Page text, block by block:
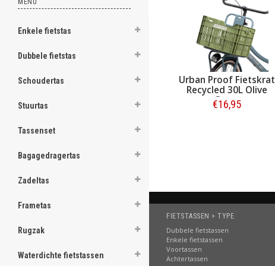
MENU
Enkele fietstas
Dubbele fietstas
Schoudertas
Stuurtas
Tassenset
Bagagedragertas
Zadeltas
Frametas
Rugzak
Waterdichte fietstassen
.
.
.
.
Urban Proof Fietskrat
Recycled 30L Olive
Green
€16,95
FIETSTASSEN > TYPE
Dubbele fietstassen
Enkele fietstassen
Voortassen
Achtertassen